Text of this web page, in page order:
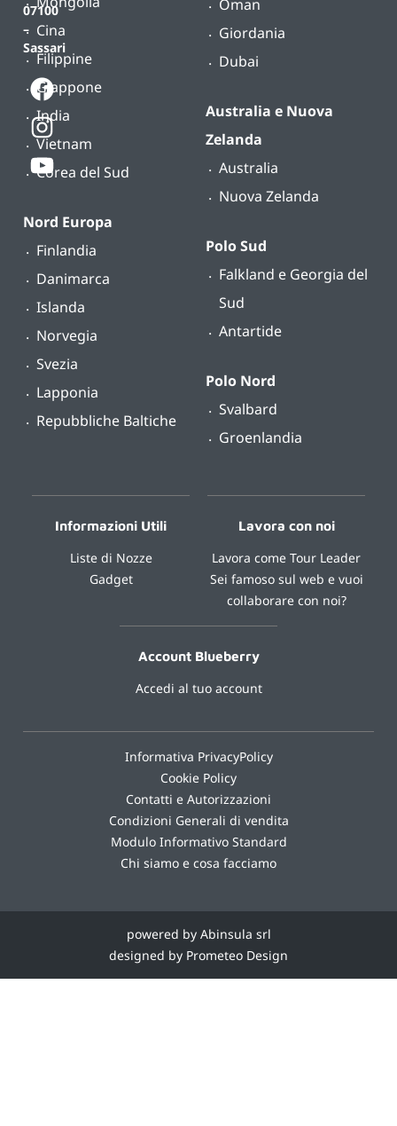
07100
–
Sassari
Cina
Filippine
Giappone
India
Vietnam
Corea del Sud
Nord Europa
Finlandia
Danimarca
Islanda
Norvegia
Svezia
Lapponia
Repubbliche Baltiche
Oman
Giordania
Dubai
Australia e Nuova
Zelanda
Australia
Nuova Zelanda
Polo Sud
Falkland e Georgia del
Sud
Antartide
Polo Nord
Svalbard
Groenlandia
Informazioni Utili
Liste di Nozze
Gadget
Lavora con noi
Lavora come Tour Leader
Sei famoso sul web e vuoi
collaborare con noi?
Account Blueberry
Accedi al tuo account
Informativa PrivacyPolicy
Cookie Policy
Contatti e Autorizzazioni
Condizioni Generali di vendita
Modulo Informativo Standard
Chi siamo e cosa facciamo
powered by Abinsula srl
designed by Prometeo Design